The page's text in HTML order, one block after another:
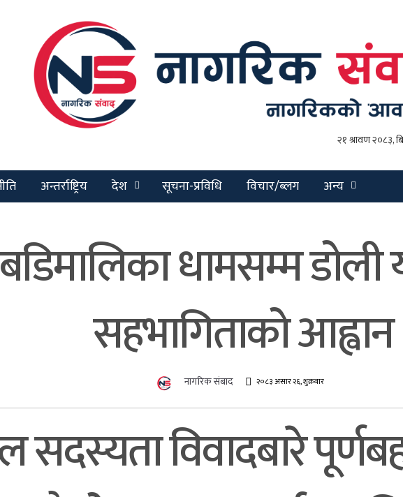
अन्तर्राष्ट्रिय देश सूचना-प्रविधि विचार/ब्लग अन्य
धामसम्म डोली
सहभागिताको आह्वान
नागरिक संबाद २०८३ असार २६, शुक्रबार
सदस्यता विवादबारे